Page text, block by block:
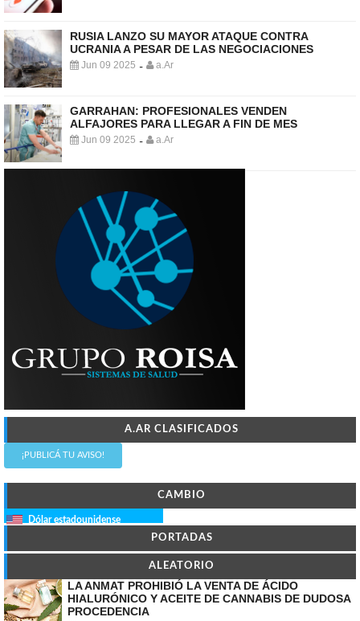
RUSIA LANZO SU MAYOR ATAQUE CONTRA
UCRANIA A PESAR DE LAS NEGOCIACIONES
Jun 09 2025 - a.Ar
GARRAHAN: PROFESIONALES VENDEN
ALFAJORES PARA LLEGAR A FIN DE MES
Jun 09 2025 - a.Ar
A.AR CLASIFICADOS
¡PUBLICÁ TU AVISO!
CAMBIO
Dólar estadounidense
PORTADAS
ALEATORIO
LA ANMAT PROHIBIÓ LA VENTA DE ÁCIDO
HIALURÓNICO Y ACEITE DE CANNABIS DE DUDOSA
PROCEDENCIA